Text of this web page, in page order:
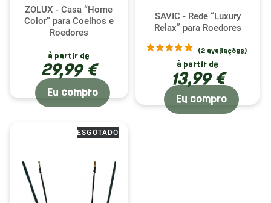
(1 avaliação)
ZOLUX - Casa “Home
Color” para Coelhos e
Roedores
à partir de
29,99 €
Eu compro
SAVIC - Rede “Luxury
Relax” para Roedores
à partir de
13,99 €
Eu compro
ESGOTADO